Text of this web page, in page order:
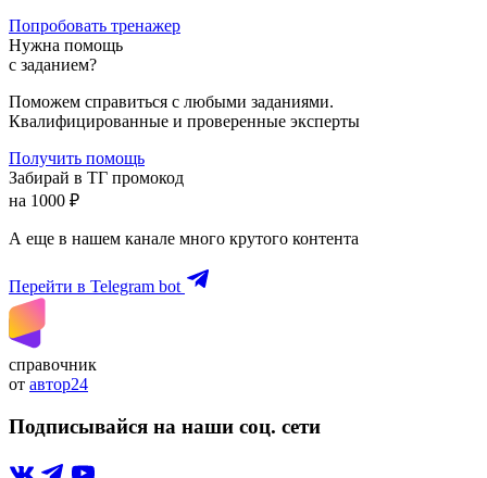
Попробовать тренажер
Нужна помощь
с заданием?
Поможем справиться с любыми заданиями.
Квалифицированные и проверенные эксперты
Получить помощь
Забирай в ТГ промокод
на 1000 ₽
А еще в нашем канале много крутого контента
Перейти в Telegram bot
справочник
от автор24
Подписывайся на наши соц. сети